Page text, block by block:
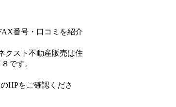
番号・口コミを紹介
クスト不動産販売は住
です。
のHPをご確認くださ